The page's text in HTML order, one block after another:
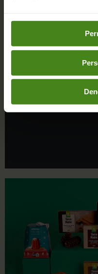
preferencias accediendo
en los botones
CAFÈS I TES
Des de cafès
infusions bio en
diversa per